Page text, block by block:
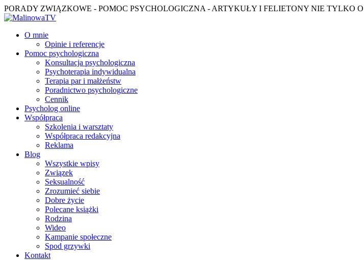
PORADY ZWIĄZKOWE - POMOC PSYCHOLOGICZNA - ARTYKUŁY I FELIETONY NIE TYLKO
O mnie
Opinie i referencje
Pomoc psychologiczna
Konsultacja psychologiczna
Psychoterapia indywidualna
Terapia par i małżeństw
Poradnictwo psychologiczne
Cennik
Psycholog online
Współpraca
Szkolenia i warsztaty
Współpraca redakcyjna
Reklama
Blog
Wszystkie wpisy
Związek
Seksualność
Zrozumieć siebie
Dobre życie
Polecane książki
Rodzina
Wideo
Kampanie społeczne
Spod grzywki
Kontakt